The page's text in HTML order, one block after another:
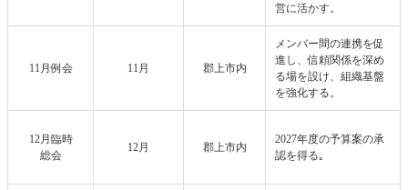
営に活かす。
11月例会 11月 郡上市内
メンバー間の連携を促
進し、信頼関係を深め
る場を設け、組織基盤
を強化する。
12月臨時
総会
12月 郡上市内
2027年度の予算案の承
認を得る｡